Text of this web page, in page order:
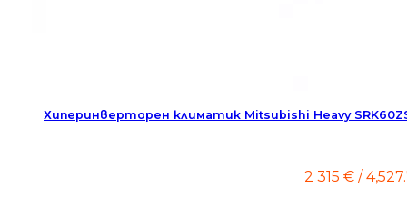
Хиперинверторен климатик Mitsubishi Heavy
2 315 € /